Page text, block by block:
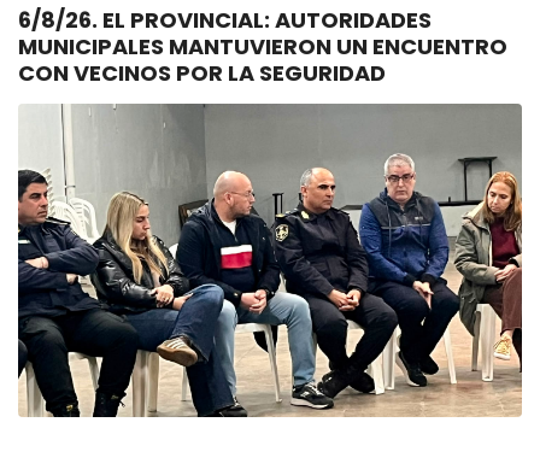
6/8/26. EL PROVINCIAL: AUTORIDADES
MUNICIPALES MANTUVIERON UN ENCUENTRO
CON VECINOS POR LA SEGURIDAD